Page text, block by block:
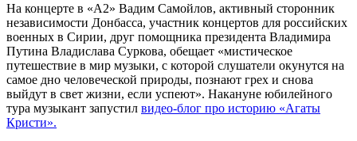
На концерте в «A2» Вадим Самойлов, активный сторонник
независимости Донбасса, участник концертов для российских
военных в Сирии, друг помощника президента Владимира
Путина Владислава Суркова, обещает «мистическое
путешествие в мир музыки, с которой слушатели окунутся на
самое дно человеческой природы, познают грех и снова
выйдут в свет жизни, если успеют». Накануне юбилейного
тура музыкант запустил видео-блог про историю «Агаты
Кристи».